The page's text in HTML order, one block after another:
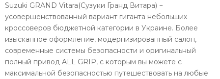
Suzuki GRAND Vitara(Сузуки Гранд Витара) −
усовершенствованный вариант гиганта небольших
кроссоверов бюджетной категории в Украине. Более
изысканное оформление, модернизированный салон,
современные системы безопасности и оригинальный
полный привод ALL GRIP, с которым вы можете с
максимальной безопасностью путешествовать на любые